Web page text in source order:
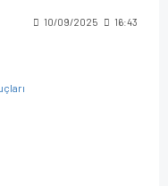
10/09/2025 16:43